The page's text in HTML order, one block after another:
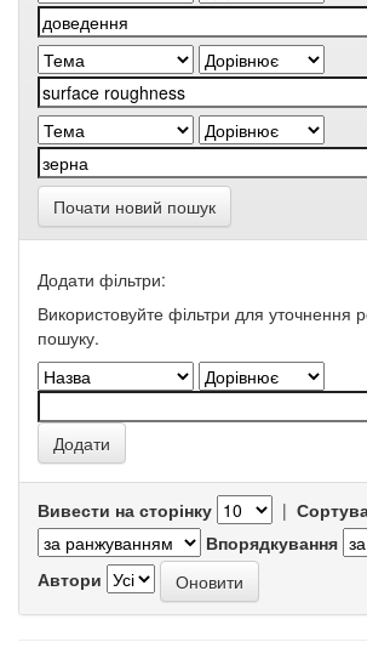
Почати новий пошук
Додати фільтри:
Використовуйте фільтри для уточнення
пошуку.
Вивести на сторінку |
Впорядкування
Автори